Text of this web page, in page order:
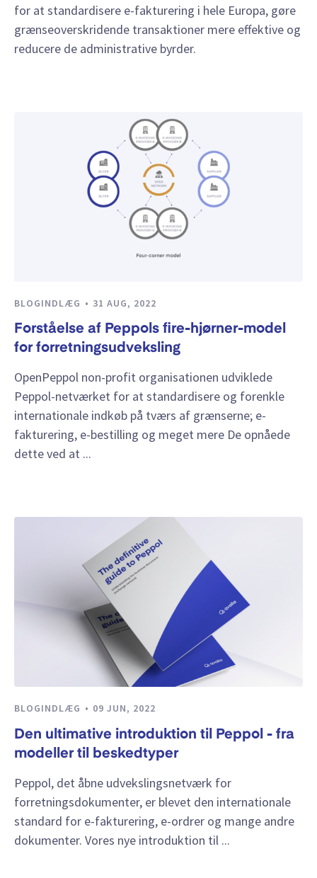
for at standardisere e-fakturering i hele Europa, gøre
grænseoverskridende transaktioner mere effektive og
reducere de administrative byrder.
BLOGINDLÆG 31 AUG, 2022
Forståelse af Peppols fire-hjørner-model
for forretningsudveksling
OpenPeppol non-profit organisationen udviklede
Peppol-netværket for at standardisere og forenkle
internationale indkøb på tværs af grænserne; e-
fakturering, e-bestilling og meget mere De opnåede
dette ved at ...
BLOGINDLÆG 09 JUN, 2022
Den ultimative introduktion til Peppol - fra
modeller til beskedtyper
Peppol, det åbne udvekslingsnetværk for
forretningsdokumenter, er blevet den internationale
standard for e-fakturering, e-ordrer og mange andre
dokumenter. Vores nye introduktion til ...